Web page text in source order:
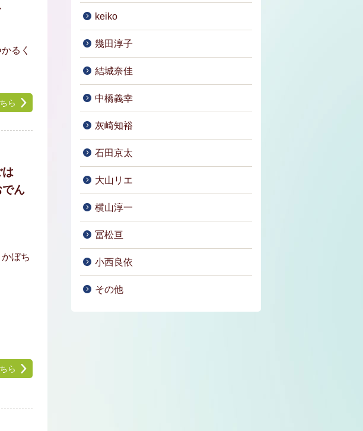
く
ら
は
でん
ぼち
ど
ら
keiko
幾田淳子
結城奈佳
中橋義幸
灰崎知裕
石田京太
大山リエ
横山淳一
冨松亘
小西良依
その他